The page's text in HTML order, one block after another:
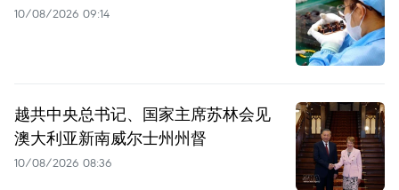
10/08/2026 09:14
越共中央总书记、国家主席苏林会见
澳大利亚新南威尔士州州督
10/08/2026 08:36